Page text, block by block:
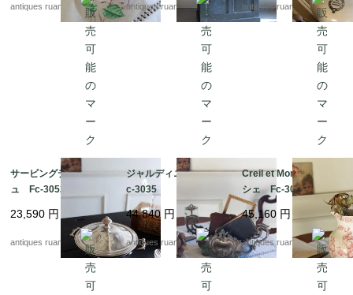
antiques ruan antiques ruan antiques ruan
サービングディッシ
ュ Fc-3052b
23,590 円
antiques ruan
ジャルディニエール F
c-3035
44,840 円
antiques ruan
Creil et Montereau ピ
シェ Fc-3051
45,160 円
antiques ruan